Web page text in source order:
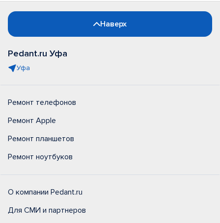
Наверх
Pedant.ru Уфа
Уфа
Ремонт телефонов
Ремонт Apple
Ремонт планшетов
Ремонт ноутбуков
О компании Pedant.ru
Для СМИ и партнеров